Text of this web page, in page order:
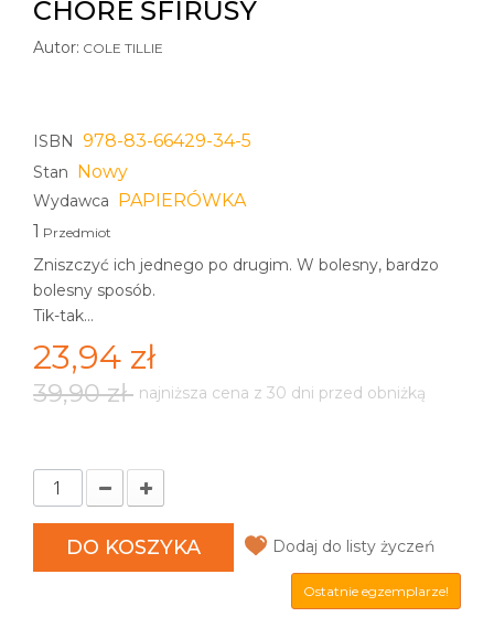
CHORE ŚFIRUSY
Autor: COLE TILLIE
ISBN 978-83-66429-34-5
Stan Nowy
Wydawca PAPIERÓWKA
1 Przedmiot
Zniszczyć ich jednego po drugim. W bolesny, bardzo
bolesny sposób.
Tik-tak…
23,94 zł
39,90 zł najniższa cena z 30 dni przed obniżką
DO KOSZYKA Dodaj do listy życzeń
Ostatnie egzemplarze!